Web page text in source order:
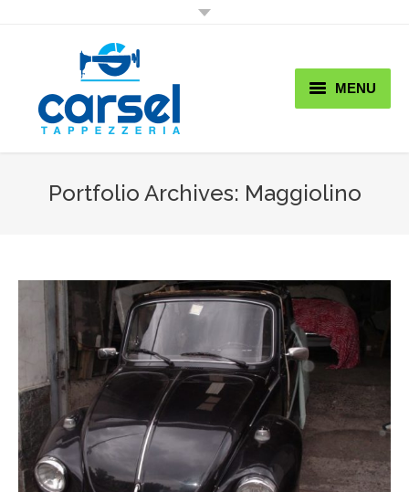
MENU
Home
Promo & News
Contatti
Portfolio Archives: Maggiolino